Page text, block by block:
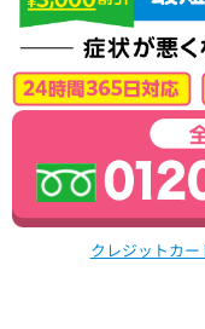
クレジットカ